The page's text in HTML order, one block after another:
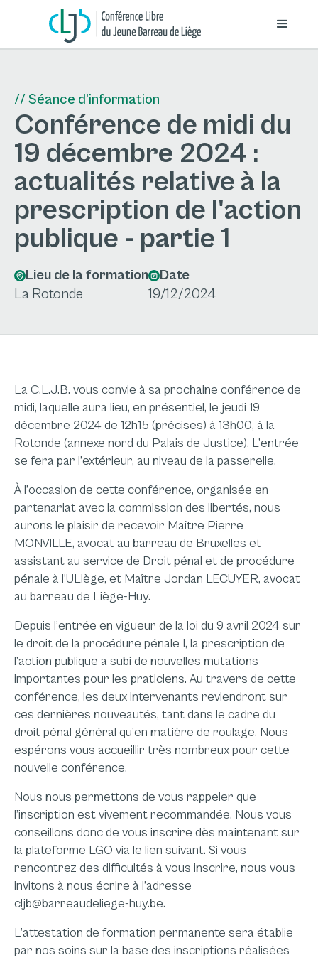
// Séance d’information
Conférence de midi du
19 décembre 2024 :
actualités relative à la
prescription de l'action
publique - partie 1
Lieu de la formation
La Rotonde
Date
19/12/2024
La C.L.J.B. vous convie à sa prochaine conférence de
midi, laquelle aura lieu, en présentiel, le jeudi 19
décembre 2024 de 12h15 (précises) à 13h00, à la
Rotonde (annexe nord du Palais de Justice). L’entrée
se fera par l’extérieur, au niveau de la passerelle.
À l’occasion de cette conférence, organisée en
partenariat avec la commission des libertés, nous
aurons le plaisir de recevoir Maître Pierre
MONVILLE, avocat au barreau de Bruxelles et
assistant au service de Droit pénal et de procédure
pénale à l’ULiège, et Maître Jordan LECUYER, avocat
au barreau de Liège-Huy.
Depuis l’entrée en vigueur de la loi du 9 avril 2024 sur
le droit de la procédure pénale I, la prescription de
l’action publique a subi de nouvelles mutations
importantes pour les praticiens. Au travers de cette
conférence, les deux intervenants reviendront sur
ces dernières nouveautés, tant dans le cadre du
droit pénal général qu’en matière de roulage. Nous
espérons vous accueillir très nombreux pour cette
nouvelle conférence.
Nous nous permettons de vous rappeler que
l’inscription est vivement recommandée. Nous vous
conseillons donc de vous inscrire dès maintenant sur
la plateforme LGO via le lien suivant. Si vous
rencontrez des difficultés à vous inscrire, nous vous
invitons à nous écrire à l’adresse
cljb@barreaudeliege-huy.be.
L’attestation de formation permanente sera établie
par nos soins sur la base des inscriptions réalisées